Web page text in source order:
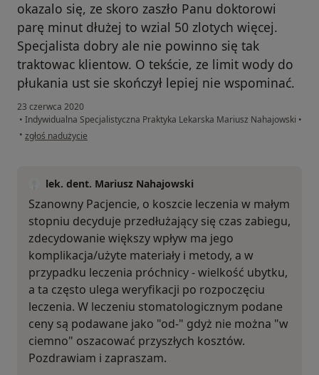
okazalo się, ze skoro zaszło Panu doktorowi
parę minut dłużej to wzial 50 zlotych więcej.
Specjalista dobry ale nie powinno się tak
traktowac klientow. O tekście, ze limit wody do
płukania ust sie skończył lepiej nie wspominać.
23 czerwca 2020
• Indywidualna Specjalistyczna Praktyka Lekarska Mariusz Nahajowski •
• w opinii użytkownika Andrzej R.
zgłoś nadużycie
lek. dent. Mariusz Nahajowski
Szanowny Pacjencie, o koszcie leczenia w małym
stopniu decyduje przedłużający się czas zabiegu,
zdecydowanie większy wpływ ma jego
komplikacja/użyte materiały i metody, a w
przypadku leczenia próchnicy - wielkość ubytku,
a ta często ulega weryfikacji po rozpoczęciu
leczenia. W leczeniu stomatologicznym podane
ceny są podawane jako "od-" gdyż nie można "w
ciemno" oszacować przyszłych kosztów.
Pozdrawiam i zapraszam.